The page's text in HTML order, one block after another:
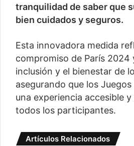
tranquilidad de saber que
bien cuidados y seguros.
Esta innovadora medida
compromiso de París 2024
inclusión y el bienestar de
asegurando que los
una experiencia accesible
todos los participantes.
Artículos Relacionados